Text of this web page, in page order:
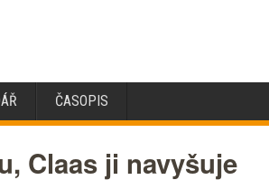
ČASOPIS
Claas ji navyšuje